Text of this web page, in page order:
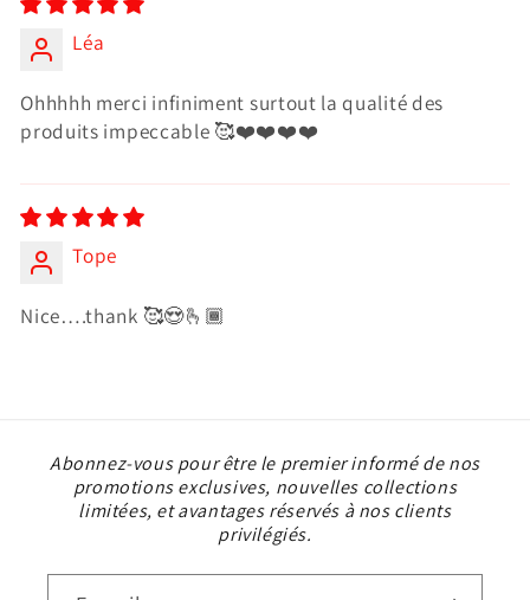
Léa
Ohhhhh merci infiniment surtout la qualité des
produits impeccable 🥰❤️❤️❤️❤️
Tope
Nice….thank 🥰😍🫰🏾
Abonnez-vous pour être le premier informé de nos
promotions exclusives, nouvelles collections
limitées, et avantages réservés à nos clients
privilégiés.